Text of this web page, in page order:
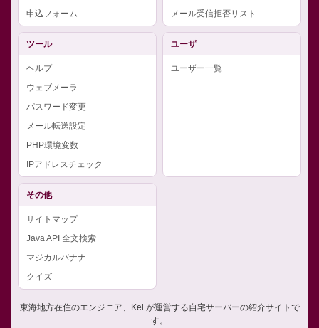
申込フォーム メール受信拒否リスト
ツール
ヘルプ
ウェブメーラ
パスワード変更
メール転送設定
PHP環境変数
IPアドレスチェック
ユーザ
ユーザー一覧
その他
サイトマップ
Java API 全文検索
マジカルバナナ
クイズ
東海地方在住のエンジニア、Kei が運営する自宅サーバーの紹介サイトで
す。